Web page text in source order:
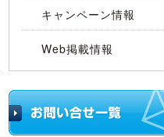
キャンペーン情報
Web掲載情報